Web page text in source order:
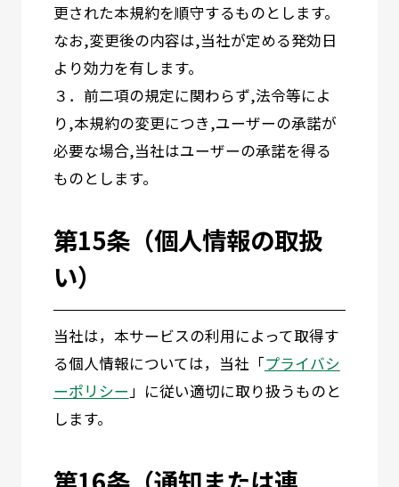
更された本規約を順守するものとします。
なお,変更後の内容は,当社が定める発効日
より効力を有します。
３．前二項の規定に関わらず,法令等によ
り,本規約の変更につき,ユーザーの承諾が
必要な場合,当社はユーザーの承諾を得る
ものとします。
第15条（個人情報の取扱
い）
当社は，本サービスの利用によって取得す
る個人情報については，当社「プライバシ
ーポリシー」に従い適切に取り扱うものと
します。